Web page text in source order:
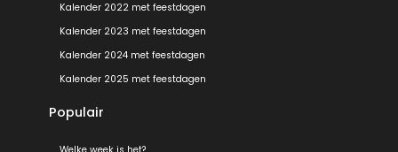
Kalender 2022 met feestdagen
Kalender 2023 met feestdagen
Kalender 2024 met feestdagen
Kalender 2025 met feestdagen
Populair